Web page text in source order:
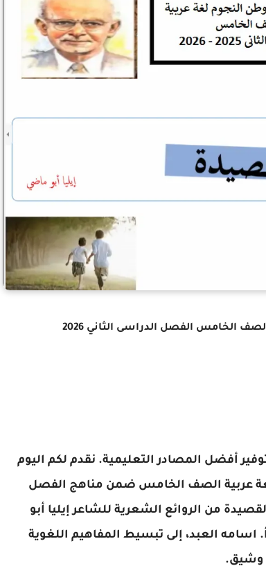
الخامس الفصل الدراسى الثاني 2026
أفضل المصادر التعليمية. نقدم لكم اليوم
عربية الصف الخامس ضمن مناهج الفصل
2025 - 2026. تعتبر هذه القصيدة من الروائع الشعرية للشاعر إيليا أبو
العبد، إلى تبسيط المفاهيم اللغوية
وشيق.